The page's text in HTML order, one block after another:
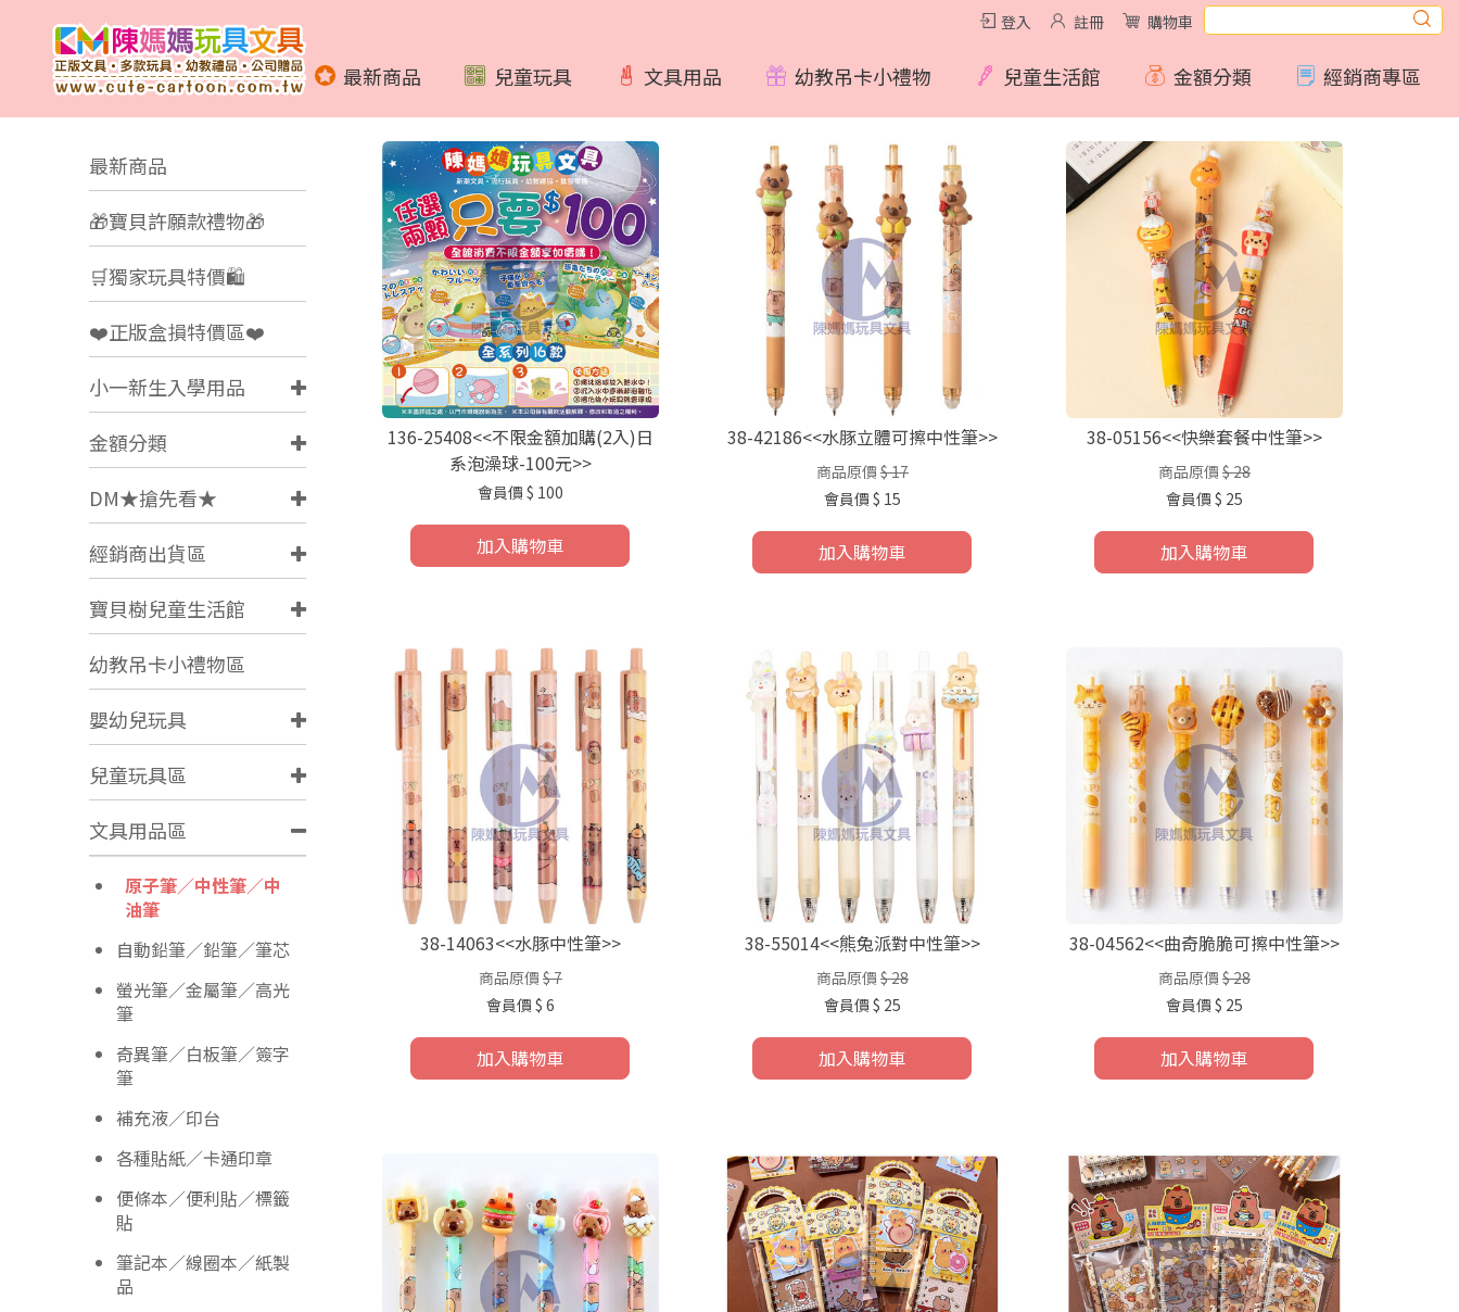
登入 註冊 購物車
最新商品 兒童玩具 文具用品 幼教吊卡小禮物 兒童生活館 金額分類 經銷商專區
最新商品
🎁寶貝許願款禮物🎁
🛒獨家玩具特價🛍️
❤️正版盒損特價區❤️
小一新生入學用品
金額分類
DM★搶先看★
經銷商出貨區
寶貝樹兒童生活館
幼教吊卡小禮物區
嬰幼兒玩具
兒童玩具區
文具用品區
原子筆／中性筆／中
油筆
自動鉛筆／鉛筆／筆芯
螢光筆／金屬筆／高光
筆
奇異筆／白板筆／簽字
筆
補充液／印台
各種貼紙／卡通印章
便條本／便利貼／標籤
貼
筆記本／線圈本／紙製
品
136-25408<<不限金額加購(2入)日
系泡澡球-100元>>
會員價 $ 100
加入購物車
38-42186<<水豚立體可擦中性筆>>
商品原價 $ 17
會員價 $ 15
加入購物車
38-05156<<快樂套餐中性筆>>
商品原價 $ 28
會員價 $ 25
加入購物車
38-14063<<水豚中性筆>>
商品原價 $ 7
會員價 $ 6
加入購物車
38-55014<<熊兔派對中性筆>>
商品原價 $ 28
會員價 $ 25
加入購物車
38-04562<<曲奇脆脆可擦中性筆>>
商品原價 $ 28
會員價 $ 25
加入購物車